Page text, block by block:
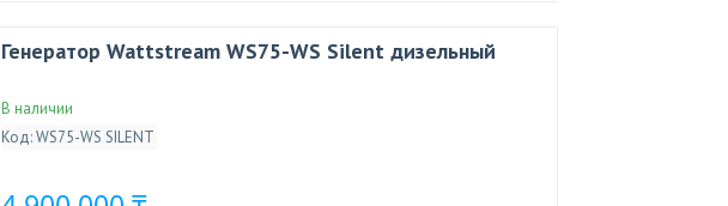
Генератор Wattstream WS75-WS Silent дизельный
В наличии
Код:WS75-WS SILENT